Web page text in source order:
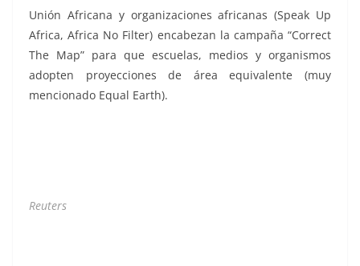
Unión Africana y organizaciones africanas (Speak Up
Africa, Africa No Filter) encabezan la campaña “Correct
The Map” para que escuelas, medios y organismos
adopten proyecciones de área equivalente (muy
mencionado Equal Earth).
Reuters